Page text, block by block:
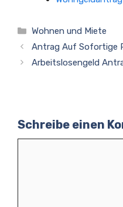
Kategorien
Wohnen und Miete
Antrag Auf Sofortige
Arbeitslosengeld
Schreibe einen